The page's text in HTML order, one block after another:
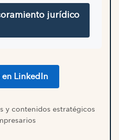
jurídico
en LinkedIn
y contenidos estratégicos